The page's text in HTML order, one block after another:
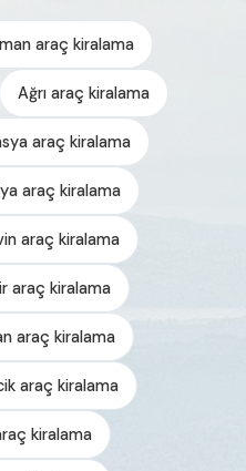
araç kiralama
Ağrı araç kiralama
araç kiralama
araç kiralama
araç kiralama
araç kiralama
araç kiralama
araç kiralama
kiralama